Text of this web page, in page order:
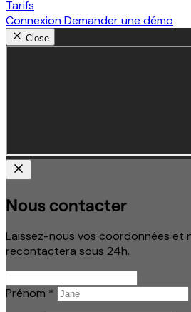
Tarifs
ConnexionDemander une démo
Close
Nous contacter
Laissez-nous vos coordonnées et
recontactera sous 24h.
Prénom *